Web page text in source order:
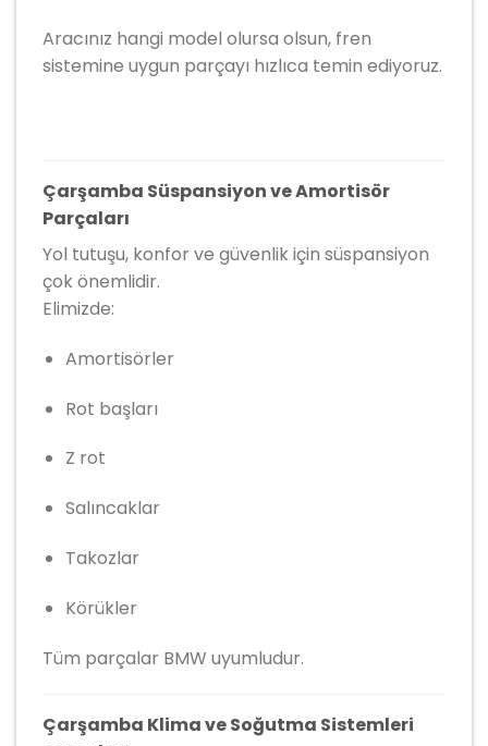
Aracınız hangi model olursa olsun, fren
sistemine uygun parçayı hızlıca temin ediyoruz.
Çarşamba Süspansiyon ve Amortisör
Parçaları
Yol tutuşu, konfor ve güvenlik için süspansiyon
çok önemlidir.
Elimizde:
Amortisörler
Rot başları
Z rot
Salıncaklar
Takozlar
Körükler
Tüm parçalar BMW uyumludur.
Çarşamba Klima ve Soğutma Sistemleri